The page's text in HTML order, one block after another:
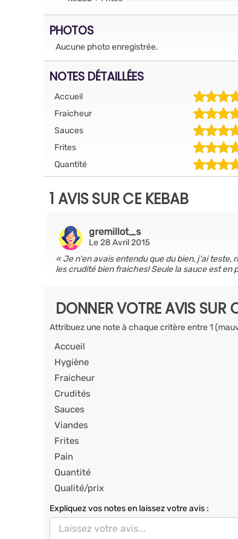
PHOTOS
Aucune photo enregistrée.
NOTES DÉTAILLÉES
Accueil
Fraicheur
Sauces
Frites
Quantité
1 AVIS SUR CE KEBAB
gremillot_s
Le 28 Avril 2015
Je n'en avais entendu que du bien, j'ai teste,
les crudité bien fraiches! Seule la sauce est en
DONNER VOTRE AVIS SUR
Attribuez une note à chaque critère entre 1
Accueil
Hygiène
Fraicheur
Crudités
Sauces
Viandes
Frites
Pain
Quantité
Qualité/prix
Expliquez vos notes en laissez votre avis :